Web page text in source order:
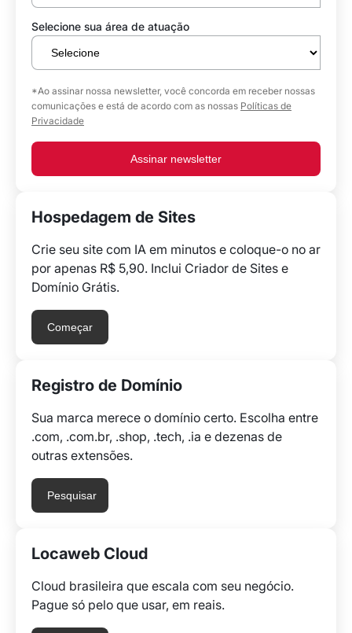
Selecione sua área de atuação
*Ao assinar nossa newsletter, você concorda em receber nossas
comunicações e está de acordo com as nossas Políticas de
Privacidade
Assinar newsletter
Hospedagem de Sites
Crie seu site com IA em minutos e coloque-o no ar
por apenas R$ 5,90. Inclui Criador de Sites e
Domínio Grátis.
Começar
Registro de Domínio
Sua marca merece o domínio certo. Escolha entre
.com, .com.br, .shop, .tech, .ia e dezenas de
outras extensões.
Pesquisar
Locaweb Cloud
Cloud brasileira que escala com seu negócio.
Pague só pelo que usar, em reais.